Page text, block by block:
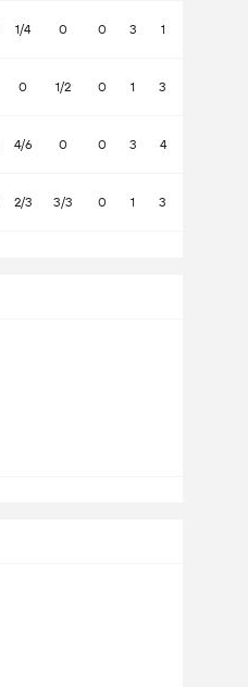
1/4 0 0 3 1
0 1/2 0 1 3
4/6 0 0 3 4
2/3 3/3 0 1 3